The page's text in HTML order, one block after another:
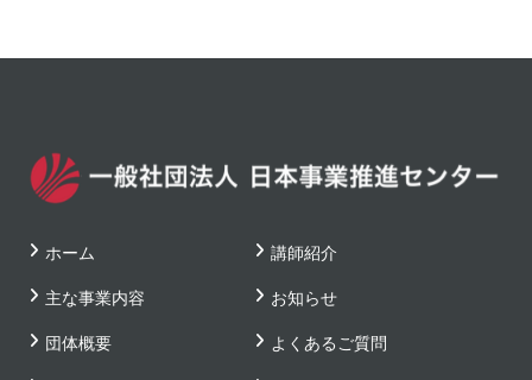
ホーム
主な事業内容
団体概要
講師紹介
お知らせ
よくあるご質問